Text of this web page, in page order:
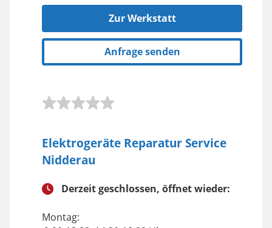
Zur Werkstatt
Anfrage senden
Elektrogeräte Reparatur Service
Nidderau
Derzeit geschlossen, öffnet wieder:
Montag: